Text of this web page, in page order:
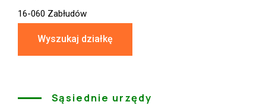
16-060 Zabłudów
Wyszukaj działkę
Sąsiednie urzędy